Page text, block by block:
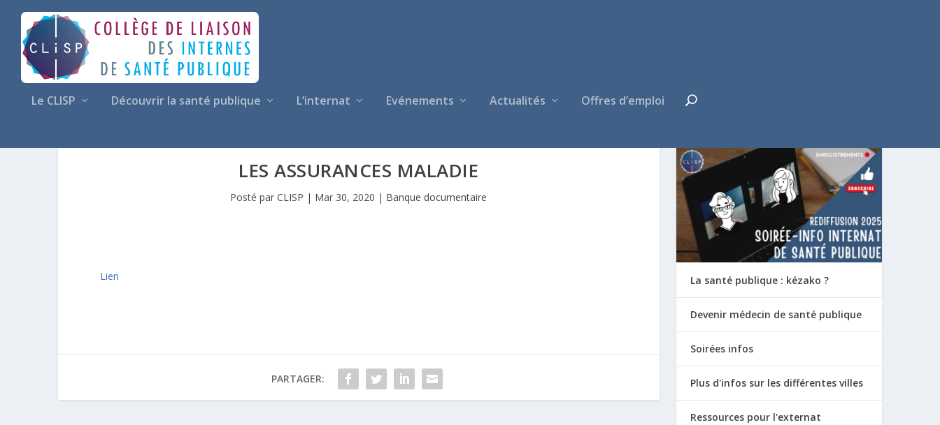
Le CLISP Découvrir la santé publique L’internat Evénements Actualités Offres d’emploi
LES ASSURANCES MALADIE
Posté parCLISP | Mar 30, 2020 | Banque documentaire
Lien
PARTAGER:
La santé publique : kézako ?
Devenir médecin de santé publique
Soirées infos
Plus d'infos sur les différentes villes
Ressources pour l'externat